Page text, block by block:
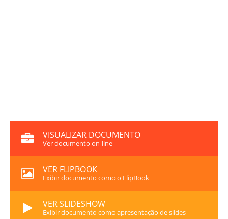
VISUALIZAR DOCUMENTO
Ver documento on-line
VER FLIPBOOK
Exibir documento como o FlipBook
VER SLIDESHOW
Exibir documento como apresentação de slides